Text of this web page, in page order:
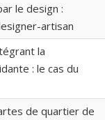
le design :
artisan
la
: le cas du
de quartier de